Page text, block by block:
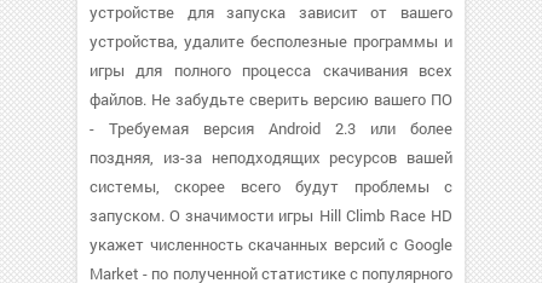
устройстве для запуска зависит от вашего
устройства, удалите бесполезные программы и
игры для полного процесса скачивания всех
файлов. Не забудьте сверить версию вашего ПО
- Требуемая версия Android 2.3 или более
поздняя, из-за неподходящих ресурсов вашей
системы, скорее всего будут проблемы с
запуском. О значимости игры Hill Climb Race HD
укажет численность скачанных версий с Google
Market - по полученной статистике с популярного